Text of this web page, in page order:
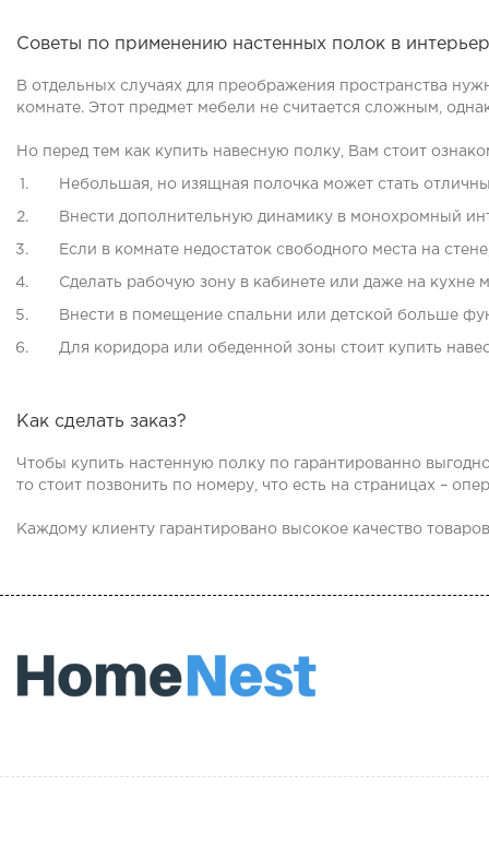
Советы по применению настенных полок в
В отдельных случаях для преображения пространства
комнате. Этот предмет мебели не считается сложным,
Но перед тем как купить навесную полку , Вам стоит
Небольшая, но изящная полочка может стать
Внести дополнительную динамику в монохромный
Если в комнате недостаток свободного места на
Сделать рабочую зону в кабинете или даже на
Внести в помещение спальни или детской больше
Для коридора или обеденной зоны стоит купить
Как сделать заказ?
Чтобы купить настенную полку по гарантированно
то стоит позвонить по номеру, что есть на страницах –
Каждому клиенту гарантировано высокое качество